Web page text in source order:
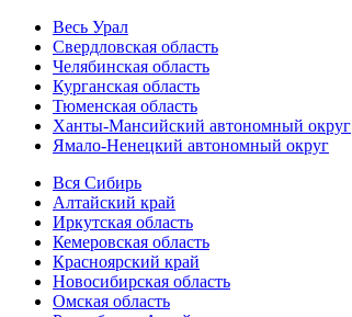
Весь Урал
Свердловская область
Челябинская область
Курганская область
Тюменская область
Ханты-Мансийский автономный округ
Ямало-Ненецкий автономный округ
Вся Сибирь
Алтайский край
Иркутская область
Кемеровская область
Красноярский край
Новосибирская область
Омская область